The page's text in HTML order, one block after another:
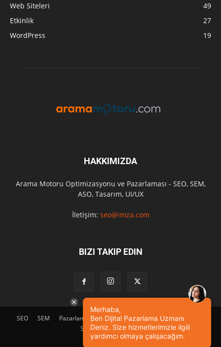
Web Siteleri
49
Etkinlik
27
WordPress
19
HAKKIMIZDA
Arama Motoru Optimizasyonu ve Pazarlaması - SEO, SEM,
ASO, Tasarım, UI/UX
İletişim: seo@imza.com
BIZI TAKIP EDIN
SEO SEM Pazarlama Tasarım Sosyal Medya
Etkinlik
SEO Eğitimi
İletişim
Merhaba,
Ben Dijital Pazarlama Uzmanı
Deniz. Size hizmetlerimizle ilgili
yardımcı olmaya çalışacağım.